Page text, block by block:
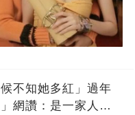
不知她多紅」過年
網讚：是一家人沒